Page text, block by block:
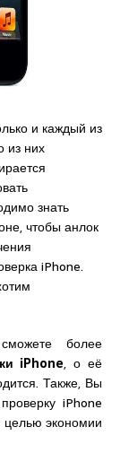
и каждый из
из них
знать
чтобы анлок
iPhone.
более
iPhone, о её
Также, Вы
iPhone
целью экономии